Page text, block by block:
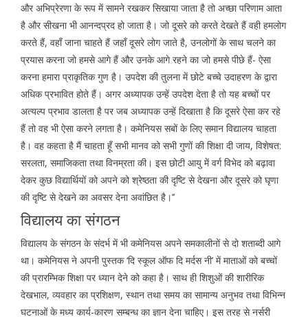
और अभिप्रेरणा के रूप में सामने रखकर सिखाया जाता है तो अच्छा परिणाम आता
है और सीखना भी आनन्दप्रद हो जाता है। जो दूसरे को करते देखते हैं वही हमलोग
करते हैं, वहाँ जाना चाहते हैं जहाँ दूसरे लोग जाते है, उनलोगों के साथ चलने का
प्रयास करना जो हमसे आगे हैं और उनके आगे रहने का जो हमसे पीछे हैं- ऐसा
करना हमारा प्राकृतिक गुण है। उपदेश की तुलना में छोटे बच्चे उदाहरण के द्वारा
अधिक प्रभावित होते हैं। अगर अध्यापक उन्हें उपदेश देता है तो यह बच्चों पर
अत्यल्प प्रभाव डालता है पर जब अध्यापक उन्हें दिखाता है कि दूसरे ऐसा कर रहे
हैं तो वह भी ऐसा करने लगता है। कमेनियस सबों के लिए समान विद्यालय चाहता
है। वह कहता है मैं चाहता हूँ सभी मानव को सभी गुणों की शिक्षा दी जाय, विशेषत:
सरलता, समाजिकता तथा विनम्रता की। इस छोटी आयु में वर्ग विभेद को बढ़ावा
देकर कुछ विद्यार्थियों को अपने को श्रेष्ठता की दृष्टि से देखना और दूसरे को घृणा
की दृष्टि से देखने का अवसर देना अवांछित है।’’
विद्यालय का संगठन
विद्यालय के संगठन के संदर्भ में भी कमेनियस अपने समकालीनों से दो शताब्दी आगे
था। कमेनियस ने अपनी पुस्तक ‘दि स्कूल ऑफ दि मर्दस नी’ में माताओं को बच्चों
की प्रारम्भिक शिक्षा पर ध्यान देने को कहा है। साथ ही शिशुओं की शारीरिक
देखभाल, व्यवहार का प्रशिक्षण, स्थान तथा समय का सामान्य अनुभव तथा विभिन्न
घटनाओं के मध्य कार्य-कारण सम्बन्ध का ज्ञान देना चाहिए। इस तरह से नर्सरी